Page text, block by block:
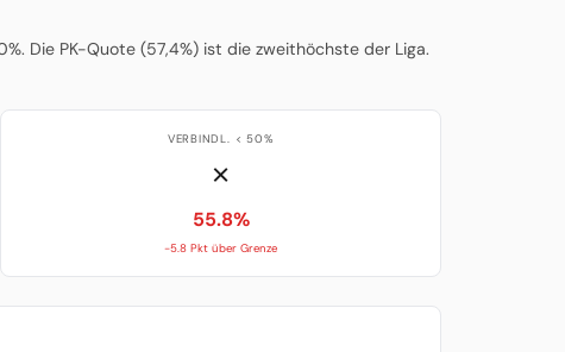
Die PK-Quote (57,4%) ist die zweithöchste der Liga.
VERBINDL. < 50%
✗
55.8%
-5.8 Pkt über Grenze